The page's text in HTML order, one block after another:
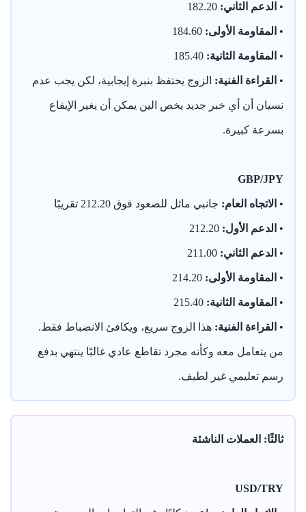
• الدعم الثاني:
• المقاومة الأولى:
• المقاومة الثانية:
• القراءة الفنية: الزوج يحتفظ بنبرة إيجابية، لكن يجب عدم
نسيان أن أي خبر جديد يخص الين يمكن أن يغير الإيقاع
بسرعة كبيرة.
GBP/JPY
• الاتجاه العام: جانبي مائل للصعود فوق 212.20 تقريبًا
• الدعم الأول:
• الدعم الثاني:
• المقاومة الأولى:
• المقاومة الثانية:
• القراءة الفنية: هذا الزوج سريع، ويكافئ الانضباط فقط.
من يتعامل معه وكأنه مجرد تقاطع عادي غالبًا ينتهي بدفع
رسم تعليمي غير لطيف.
ثالثًا: العملات الناشئة
USD/TRY